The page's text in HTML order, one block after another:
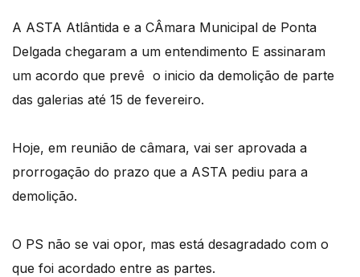
A ASTA Atlântida e a CÂmara Municipal de Ponta
Delgada chegaram a um entendimento E assinaram
um acordo que prevê o inicio da demolição de parte
das galerias até 15 de fevereiro.
Hoje, em reunião de câmara, vai ser aprovada a
prorrogação do prazo que a ASTA pediu para a
demolição.
O PS não se vai opor, mas está desagradado com o
que foi acordado entre as partes.